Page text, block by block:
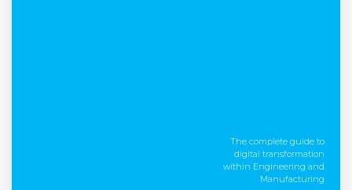
The complete guide to
digital transformation
within Engineering and
Manufacturing